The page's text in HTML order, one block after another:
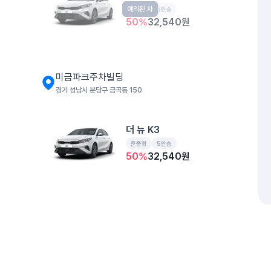
준중형 5인승
50%32,540원
예약된 차
미금파크주차빌딩
경기 성남시 분당구 금곡동 150
더 뉴 K3
준중형 5인승
50%32,540원